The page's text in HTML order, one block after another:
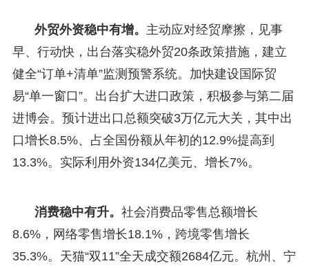
外贸外资稳中有增。 主动应对经贸摩擦，见事
早、行动快，出台落实稳外贸20条政策措施，建立
健全“订单+清单”监测预警系统。加快建设国际贸
易“单一窗口”。出台扩大进口政策，积极参与第二届
进博会。预计进出口总额突破3万亿元大关，其中出
口增长8.5%、占全国份额从年初的12.9%提高到
13.3%。实际利用外资134亿美元、增长7%。
消费稳中有升。 社会消费品零售总额增长
8.6%，网络零售增长18.1%，跨境零售增长
35.3%。天猫“双11”全天成交额2684亿元。杭州、宁